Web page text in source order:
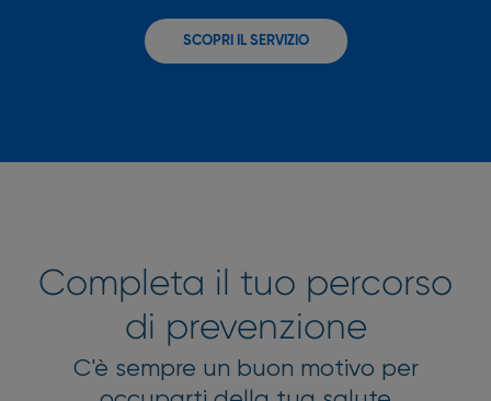
SCOPRI IL SERVIZIO
Completa il tuo percorso
di prevenzione
C'è sempre un buon motivo per